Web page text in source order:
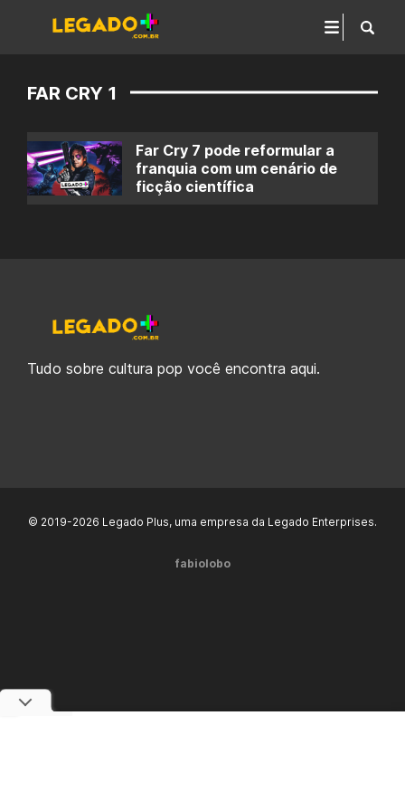
FAR CRY 1
Far Cry 7 pode reformular a
franquia com um cenário de
ficção científica
Tudo sobre cultura pop você encontra aqui.
© 2019-2026 Legado Plus, uma empresa da Legado Enterprises.
fabiolobo